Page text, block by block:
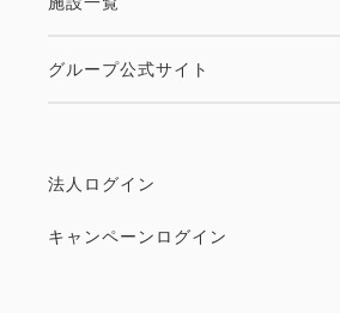
グループ公式サイト
法人ログイン
キャンペーンログイン